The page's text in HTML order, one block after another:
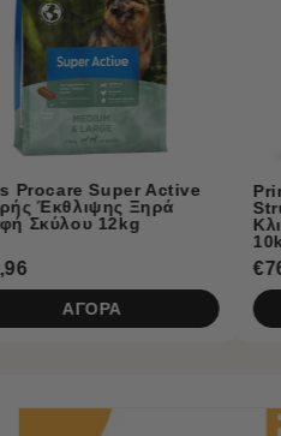
Prins Procare Urinary
Struvite, Calciumoxalate
Κλινική Ξηρά Τροφή
ΑΓΟΡΑ